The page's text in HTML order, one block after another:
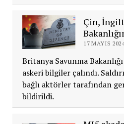
Çin,
17 MAYIS
Britanya Savunma
askeri bilgiler çalındı.
bağlı aktörler tarafından
bildirildi.